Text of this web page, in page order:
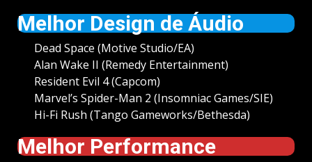
Melhor Design de Áudio
Dead Space (Motive Studio/EA)
Alan Wake II (Remedy Entertainment)
Resident Evil 4 (Capcom)
Marvel’s Spider-Man 2 (Insomniac Games/SIE)
Hi-Fi Rush (Tango Gameworks/Bethesda)
Melhor Performance